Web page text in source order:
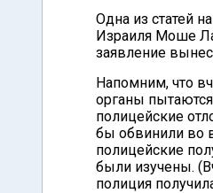
Одна из статей
Израиля Моше
заявление
Напомним, что
органы
полицейские
бы обвинили во
полицейские
были изучены.
полиция